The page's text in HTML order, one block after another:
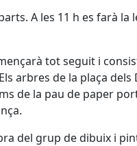
A les 11 h es farà
tot seguit i
arbres de la plaça
de la pau de paper
del grup de dibuix i